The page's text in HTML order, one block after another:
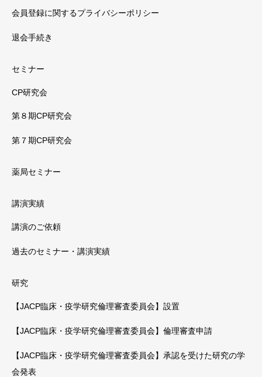
会員登録に関するプライバシーポリシー
退会手続き
セミナー
CP研究会
第８期CP研究会
第７期CP研究会
薬局セミナー
講演実績
講演のご依頼
過去のセミナー・講演実績
研究
【JACP臨床・疫学研究倫理審査委員会】設置
【JACP臨床・疫学研究倫理審査委員会】倫理審査申請
【JACP臨床・疫学研究倫理審査委員会】承認を受けた研究の学
会発表